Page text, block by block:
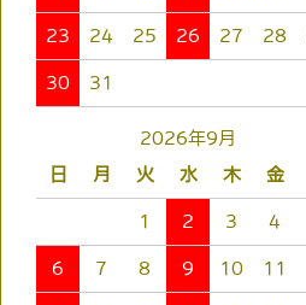
23 24 25 26 27 28
30 31
2026年9月
日
月 火 水 木 金
1 2 3 4
6 7 8 9 10 11